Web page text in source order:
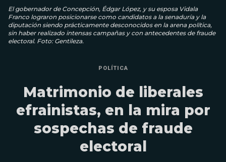
El gobernador de Concepción, Édgar López, y su esposa Vidala
Franco lograron posicionarse como candidatos a la senaduría y la
diputación siendo prácticamente desconocidos en la arena política,
sin haber realizado intensas campañas y con antecedentes de fraude
electoral. Foto: Gentileza.
POLÍTICA
Matrimonio de liberales
efrainistas, en la mira por
sospechas de fraude
electoral